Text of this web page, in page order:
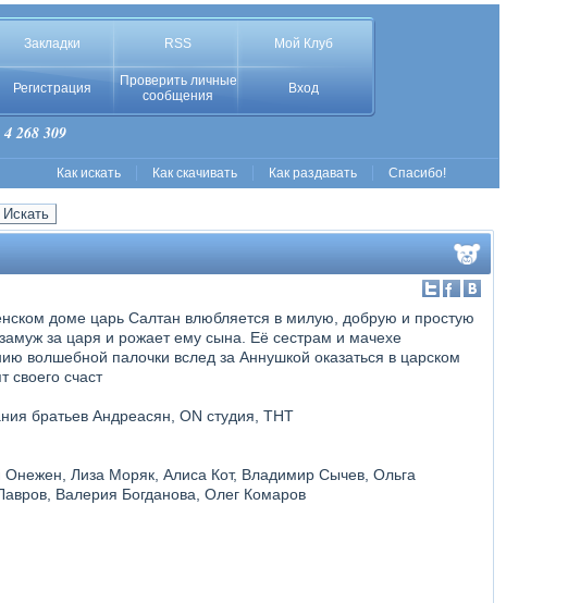
Закладки RSS Мой Клуб
Регистрация
Проверить личные
сообщения
Вход
268 309
Как искать Как скачивать Как раздавать Спасибо!
доме царь Салтан влюбляется в милую, добрую и простую
за царя и рожает ему сына. Её сестрам и мачехе
волшебной палочки вслед за Аннушкой оказаться в царском
своего счаст
братьев Андреасян, ON студия, ТНТ
Лиза Моряк, Алиса Кот, Владимир Сычев, Ольга
Валерия Богданова, Олег Комаров